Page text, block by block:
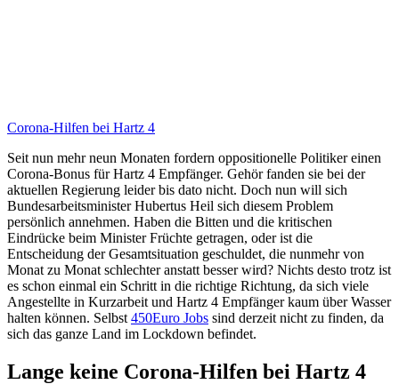
Corona-Hilfen bei Hartz 4
Seit nun mehr neun Monaten fordern oppositionelle Politiker einen
Corona-Bonus für Hartz 4 Empfänger. Gehör fanden sie bei der
aktuellen Regierung leider bis dato nicht. Doch nun will sich
Bundesarbeitsminister Hubertus Heil sich diesem Problem
persönlich annehmen. Haben die Bitten und die kritischen
Eindrücke beim Minister Früchte getragen, oder ist die
Entscheidung der Gesamtsituation geschuldet, die nunmehr von
Monat zu Monat schlechter anstatt besser wird? Nichts desto trotz ist
es schon einmal ein Schritt in die richtige Richtung, da sich viele
Angestellte in Kurzarbeit und Hartz 4 Empfänger kaum über Wasser
halten können. Selbst 450Euro Jobs sind derzeit nicht zu finden, da
sich das ganze Land im Lockdown befindet.
Lange keine Corona-Hilfen bei Hartz 4